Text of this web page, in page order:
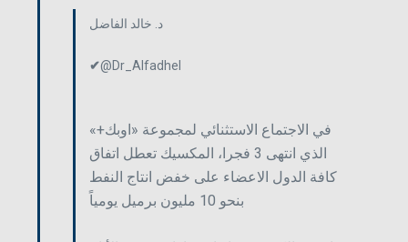
د. خالد الفاضل
✔@Dr_Alfadhel
في الاجتماع الاستثنائي لمجموعة «اوبك+»
الذي انتهى 3 فجرا، المكسيك تعطل اتفاق
كافة الدول الاعضاء على خفض انتاج النفط
بنحو 10 مليون برميل يومياً